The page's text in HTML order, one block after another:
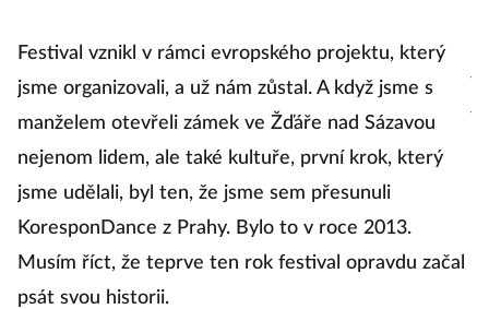
Festival vznikl v rámci evropského projektu, který
jsme organizovali, a už nám zůstal. A když jsme s
manželem otevřeli zámek ve Žďáře nad Sázavou
nejenom lidem, ale také kultuře, první krok, který
jsme udělali, byl ten, že jsme sem přesunuli
KoresponDance z Prahy. Bylo to v roce 2013.
Musím říct, že teprve ten rok festival opravdu začal
psát svou historii.